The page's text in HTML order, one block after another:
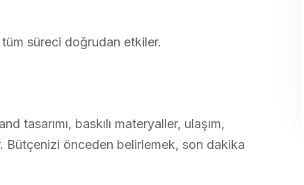
süreci doğrudan etkiler.
tasarımı, baskılı materyaller, ulaşım,
Bütçenizi önceden belirlemek, son dakika